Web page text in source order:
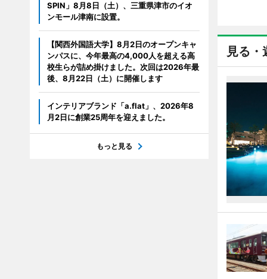
見る・
SPIN」8月8日（土）、三重県津市のイオ
ンモール津南に設置。
【関西外国語大学】8月2日のオープンキャ
ンパスに、今年最高の4,000人を超える高
校生らが詰め掛けました。次回は2026年最
後、8月22日（土）に開催します
インテリアブランド「a.flat」、2026年8
月2日に創業25周年を迎えました。
もっと見る